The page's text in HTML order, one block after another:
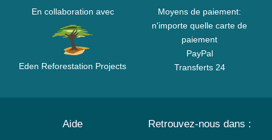
En collaboration avec
Eden Reforestation Projects
Moyens de paiement:
n'importe quelle carte de
paiement
PayPal
Transferts 24
Aide Retrouvez-nous dans :